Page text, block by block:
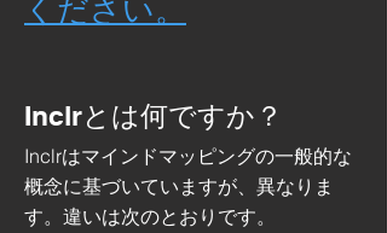
ください。
Inclrとは何ですか？
Inclrはマインドマッピングの一般的な
概念に基づいていますが、異なりま
す。違いは次のとおりです。